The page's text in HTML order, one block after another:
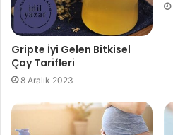
Gripte İyi Gelen Bitkisel
Çay Tarifleri
8 Aralık 2023